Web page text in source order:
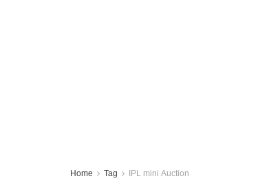
Home Tag IPL mini Auction